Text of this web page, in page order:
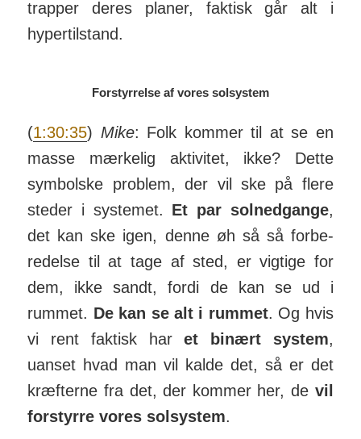
trapper deres planer, faktisk går alt i
hyper­til­stand.
Forstyrrelse af vores solsystem
(1:30:35) Mike: Folk kommer til at se en
masse mær­kelig akti­vitet, ikke? Dette
sym­bolske problem, der vil ske på flere
steder i sy­stemet. Et par solned­gange,
det kan ske igen, denne øh så så for­be­
redelse til at tage af sted, er vigtige for
dem, ikke sandt, fordi de kan se ud i
rummet. De kan se alt i rummet. Og hvis
vi rent faktisk haret binært system,
uanset hvad man vil kalde det, så er det
kræf­terne fra det, der kommer her, de vil
for­styrre vores sol­system.